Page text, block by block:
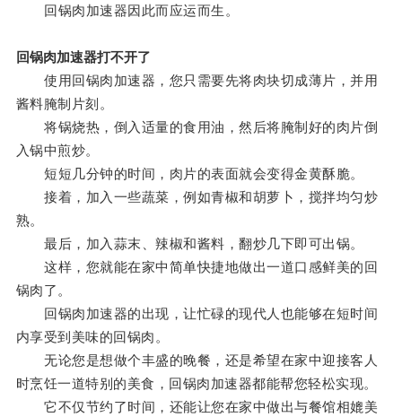
回锅肉加速器因此而应运而生。
回锅肉加速器打不开了
使用回锅肉加速器，您只需要先将肉块切成薄片，并用
酱料腌制片刻。
将锅烧热，倒入适量的食用油，然后将腌制好的肉片倒
入锅中煎炒。
短短几分钟的时间，肉片的表面就会变得金黄酥脆。
接着，加入一些蔬菜，例如青椒和胡萝卜，搅拌均匀炒
熟。
最后，加入蒜末、辣椒和酱料，翻炒几下即可出锅。
这样，您就能在家中简单快捷地做出一道口感鲜美的回
锅肉了。
回锅肉加速器的出现，让忙碌的现代人也能够在短时间
内享受到美味的回锅肉。
无论您是想做个丰盛的晚餐，还是希望在家中迎接客人
时烹饪一道特别的美食，回锅肉加速器都能帮您轻松实现。
它不仅节约了时间，还能让您在家中做出与餐馆相媲美